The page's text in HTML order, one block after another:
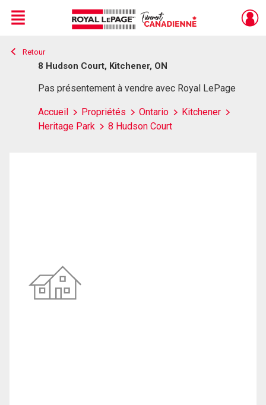
Live
En Direct
Menu
Retour
8 Hudson Court, Kitchener, ON
Pas présentement à vendre avec Royal LePage
Accueil Propriétés Ontario
Kitchener
Heritage Park
8 Hudson Court